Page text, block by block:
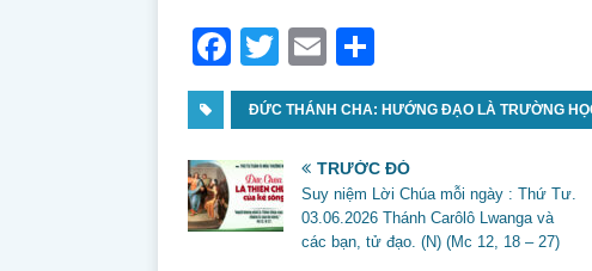
F
a
c
e
b
o
T
w
itt
er
E
m
ai
l
h
ar
e
ĐỨC THÁNH CHA: HƯỚNG ĐẠO LÀ TRƯỜNG
TRƯỚC ĐÓ
Suy niệm Lời Chúa mỗi ngày : Thứ Tư.
03.06.2026 Thánh Carôlô Lwanga và
các bạn, tử đạo. (N) (Mc 12, 18 – 27)